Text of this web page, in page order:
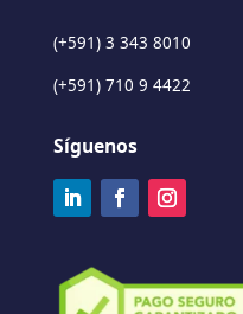
(+591) 3 343 8010
(+591) 710 9 4422
Síguenos